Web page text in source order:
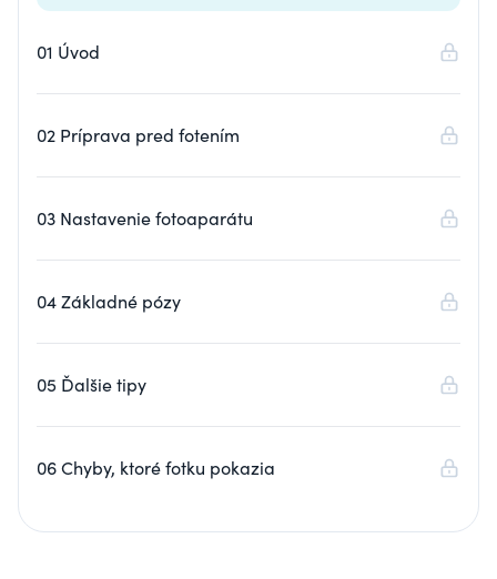
01 Úvod
02 Príprava pred fotením
03 Nastavenie fotoaparátu
04 Základné pózy
05 Ďalšie tipy
06 Chyby, ktoré fotku pokazia